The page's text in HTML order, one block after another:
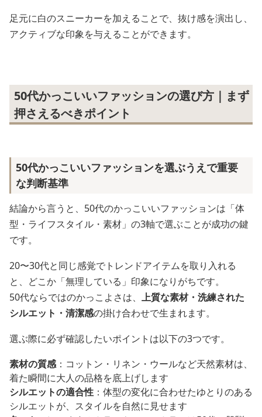
足元に白のスニーカーを加えることで、抜け感を演出し、
アクティブな印象を与えることができます。
50代かっこいいファッションの選び方｜まず
押さえるべきポイント
50代かっこいいファッションを選ぶうえで重要
な判断基準
結論から言うと、50代のかっこいいファッションは「体
型・ライフスタイル・素材」の3軸で選ぶことが成功の鍵
です。
20〜30代と同じ感覚でトレンドアイテムを取り入れる
と、どこか「無理している」印象になりがちです。
50代ならではのかっこよさは、 上質な素材・洗練された
シルエット・清潔感の掛け合わせで生まれます。
選ぶ際に必ず確認したいポイントは以下の3つです。
素材の質感：コットン・リネン・ウールなど天然素材は、
着た瞬間に大人の品格を底上げします
シルエットの適合性 ：体型の変化に合わせたゆとりのある
シルエットが、スタイルを自然に見せます